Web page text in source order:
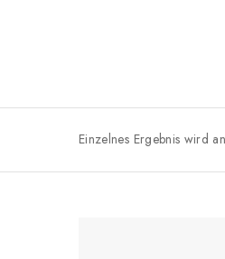
Einzelnes Ergebnis wird